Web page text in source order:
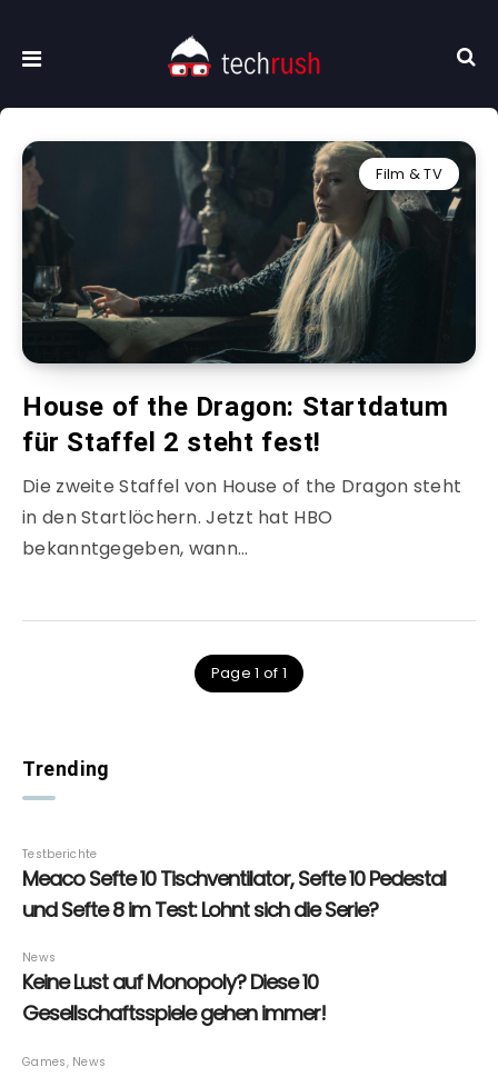
Film & TV
House of the Dragon: Startdatum
für Staffel 2 steht fest!
Die zweite Staffel von House of the Dragon steht
in den Startlöchern. Jetzt hat HBO
bekanntgegeben, wann…
Page 1 of 1
Trending